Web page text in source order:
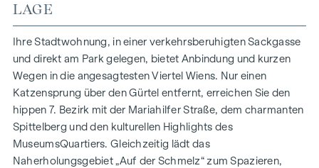
Wohnflächen von ca. 30 bis 130 m²
1- bis 4-Zimmerwohnungen
Gärten, Balkone, Loggien und Terrassen
Großzügige Raumhöhen
Tiefgaragenstellplätze | E-Mobilität
Innenhof Ruhelage
Photovoltaikanlage am Dach
Gemeinschaftsraum
LAGE
Ihre Stadtwohnung, in einer verkehrsberuhigten Sackgasse
und direkt am Park gelegen, bietet Anbindung und kurzen
Wegen in die angesagtesten Viertel Wiens. Nur einen
Katzensprung über den Gürtel entfernt, erreichen Sie den
hippen 7. Bezirk mit der Mariahilfer Straße, dem charmanten
Spittelberg und den kulturellen Highlights des
MuseumsQuartiers. Gleichzeitig lädt das
Naherholungsgebiet „Auf der Schmelz“ zum Spazieren,